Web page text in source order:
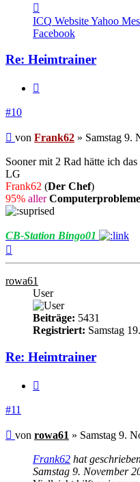
von
Frank62
ICQ WebsiteYahoo
Facebook
Re: Heimtrainer
#10
Beitrag
von Frank62 » Samstag 9.
Sooner mit 2 Rad hätte ich
LG
Frank62 (Der Chef)
95% aller Computerprobleme
CB-Station Bingo01
rowa61
User
Beiträge: 5431
Registriert: Samstag
Re: Heimtrainer
#11
Beitrag
von rowa61 » Samstag 9.
Frank62 hat
Samstag 9. November